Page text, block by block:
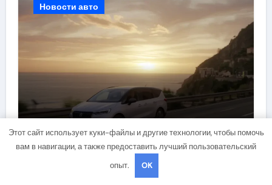
Новости авто
Обзор минивэна 2025–2026
годов
Этот сайт использует куки-файлы и другие технологии, чтобы помочь
вам в навигации, а также предоставить лучший пользовательский
опыт.
OK